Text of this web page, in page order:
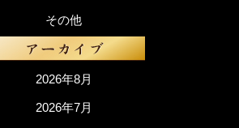
その他
2026年8月
2026年7月